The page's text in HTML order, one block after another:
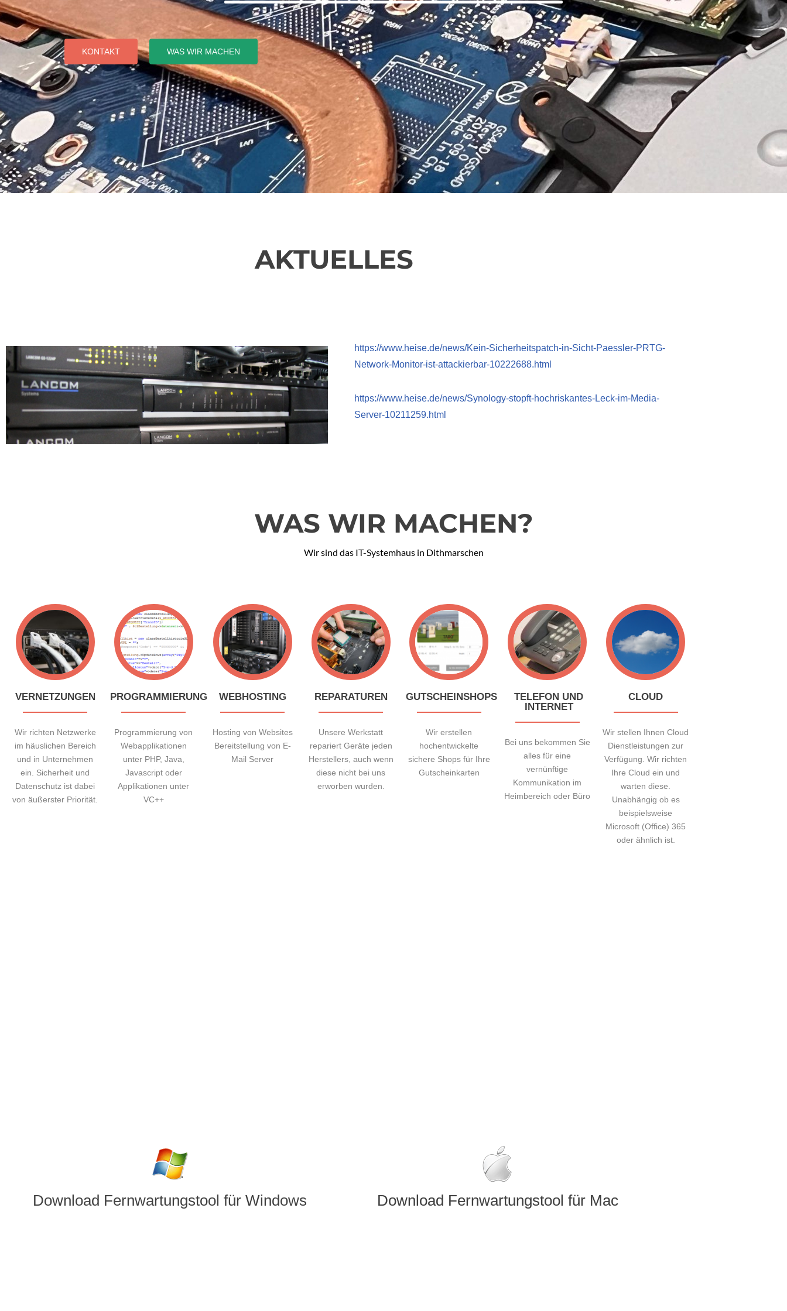
KONTAKT WAS WIR MACHEN
AKTUELLES
https://www.heise.de/news/Kein-Sicherheitspatch-in-Sicht-Paessler-PRTG-
Network-Monitor-ist-attackierbar-10222688.html
https://www.heise.de/news/Synology-stopft-hochriskantes-Leck-im-Media-
Server-10211259.html
WAS WIR MACHEN?
Wir sind das IT-Systemhaus in Dithmarschen
VERNETZUNGEN
Wir richten Netzwerke
im häuslichen Bereich
und in Unternehmen
ein. Sicherheit und
Datenschutz ist dabei
von äußerster Priorität.
PROGRAMMIERUNG
Programmierung von
Webapplikationen
unter PHP, Java,
Javascript oder
Applikationen unter
VC++
WEBHOSTING
Hosting von Websites
Bereitstellung von E-
Mail Server
REPARATUREN
Unsere Werkstatt
repariert Geräte jeden
Herstellers, auch wenn
diese nicht bei uns
erworben wurden.
GUTSCHEINSHOPS
Wir erstellen
hochentwickelte
sichere Shops für Ihre
Gutscheinkarten
TELEFON UND
INTERNET
Bei uns bekommen Sie
alles für eine
vernünftige
Kommunikation im
Heimbereich oder Büro
CLOUD
Wir stellen Ihnen Cloud
Dienstleistungen zur
Verfügung. Wir richten
Ihre Cloud ein und
warten diese.
Unabhängig ob es
beispielsweise
Microsoft (Office) 365
oder ähnlich ist.
Download Fernwartungstool für Windows Download Fernwartungstool für Mac